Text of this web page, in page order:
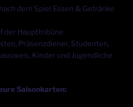
dem Spiel Essen & Getränke
der Haupttribüne
Präsenzdiener, Studenten,
Kinder und Jugendliche
Saisonkarten: